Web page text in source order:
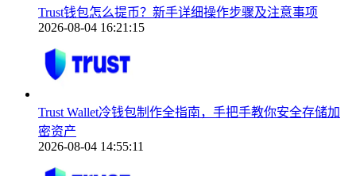
Trust钱包怎么提币？新手详细操作步骤及注意事项
2026-08-04 16:21:15
Trust Wallet冷钱包制作全指南，手把手教你安全存储加
密资产
2026-08-04 14:55:11